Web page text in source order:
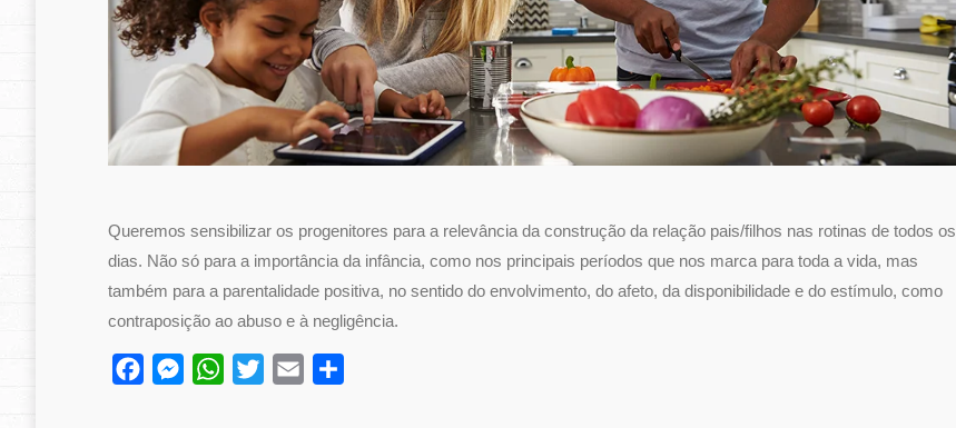
Queremos sensibilizar os progenitores para a relevância da construção da relação pais/filhos nas rotinas de todos os
dias. Não só para a importância da infância, como nos principais períodos que nos marca para toda a vida, mas
também para a parentalidade positiva, no sentido do envolvimento, do afeto, da disponibilidade e do estímulo, como
contraposição ao abuso e à negligência.
FacebookMessengerWhatsApp
Twitter Email